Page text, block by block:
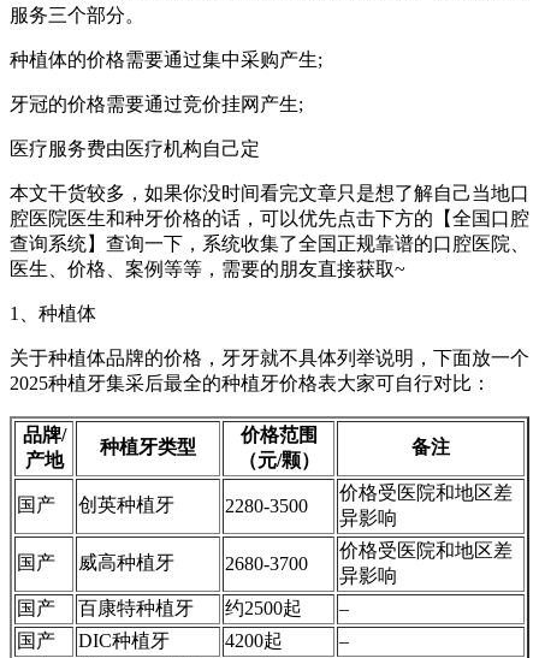
服务三个部分。
种植体的价格需要通过集中采购产生;
牙冠的价格需要通过竞价挂网产生;
医疗服务费由医疗机构自己定
本文干货较多，如果你没时间看完文章只是想了解自己当地口
腔医院医生和种牙价格的话，可以优先点击下方的【全国口腔
查询系统】查询一下，系统收集了全国正规靠谱的口腔医院、
医生、价格、案例等等，需要的朋友直接获取~
1、种植体
关于种植体品牌的价格，牙牙就不具体列举说明，下面放一个
2025种植牙集采后最全的种植牙价格表大家可自行对比：
品牌/
产地
种植牙类型
价格范围
（元/颗）
备注
国产 创英种植牙 2280-3500
价格受医院和地区差
异影响
国产 威高种植牙 2680-3700
价格受医院和地区差
异影响
国产
百康特种植牙 约2500起
–
国产
DIC种植牙 4200起
–